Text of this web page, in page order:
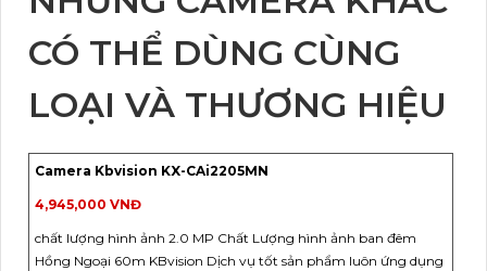
CÓ THỂ DÙNG CÙNG
LOẠI VÀ THƯƠNG HIỆU
Camera Kbvision KX-CAi2205MN
4,945,000 VNĐ
chất lượng hình ảnh 2.0 MP Chất Lượng hình ảnh ban đêm
Hồng Ngoại 60m KBvision Dịch vụ tốt sản phẩm luôn ứng dụng